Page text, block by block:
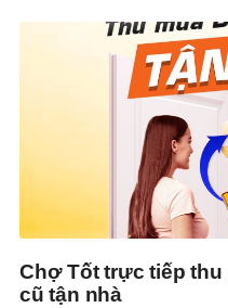
Chợ Tốt trực tiếp
cũ tận nhà